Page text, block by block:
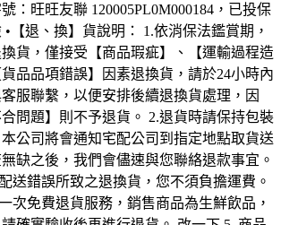
：旺旺友聯 120005PL0M000184，已投保
【退、換】貨說明： 1.依消保法鑑賞期，
貨，僅接受【商品瑕疵】、【運輸過程造
品品項錯誤】因素退換貨，請於24小時內
服聯繫，以便安排後續退換貨處理，因
合問題】則不予退貨。 2.退貨時請保持包裝
公司將會通知宅配公司到指定地點取貨送
缺之後，我們會儘速與您聯絡退款事宜。
送錯誤所致之退換貨，您不須負擔運費。
次免費退貨服務，銷售商品為生鮮飲品，